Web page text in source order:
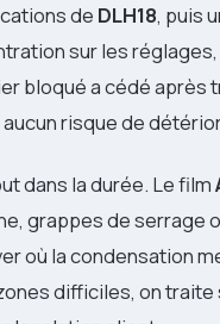
de DLH18, puis
sur les
bloqué a cédé
risque de
dans la durée. Le film
grappes de
où la condensation
difficiles, on traite